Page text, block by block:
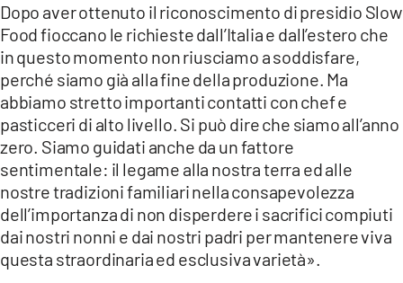
Dopo aver ottenuto il riconoscimento di presidio Slow
Food fioccano le richieste dall’Italia e dall’estero che
in questo momento non riusciamo a soddisfare,
perché siamo già alla fine della produzione. Ma
abbiamo stretto importanti contatti con chef e
pasticceri di alto livello. Si può dire che siamo all’anno
zero. Siamo guidati anche da un fattore
sentimentale: il legame alla nostra terra ed alle
nostre tradizioni familiari nella consapevolezza
dell’importanza di non disperdere i sacrifici compiuti
dai nostri nonni e dai nostri padri per mantenere viva
questa straordinaria ed esclusiva varietà».